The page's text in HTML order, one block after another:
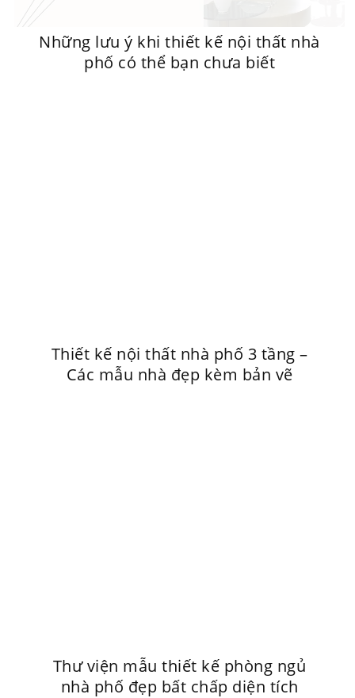
Những lưu ý khi thiết kế nội thất nhà
phố có thể bạn chưa biết
Thiết kế nội thất nhà phố 3 tầng –
Các mẫu nhà đẹp kèm bản vẽ
Thư viện mẫu thiết kế phòng ngủ
nhà phố đẹp bất chấp diện tích